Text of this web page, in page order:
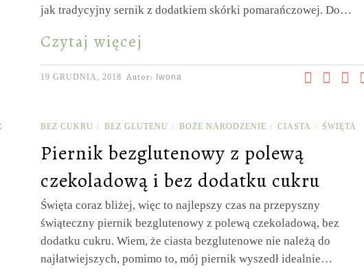
jak tradycyjny sernik z dodatkiem skórki pomarańczowej. Do…
Czytaj więcej
19 GRUDNIA, 2018 Autor: Iwona
BEZ CUKRU / BEZ GLUTENU / BOŻE NARODZENIE / CIASTA / ŚWIĘTA
Piernik bezglutenowy z polewą
czekoladową i bez dodatku cukru
Święta coraz bliżej, więc to najlepszy czas na przepyszny
świąteczny piernik bezglutenowy z polewą czekoladową, bez
dodatku cukru. Wiem, że ciasta bezglutenowe nie należą do
najłatwiejszych, pomimo to, mój piernik wyszedł idealnie…